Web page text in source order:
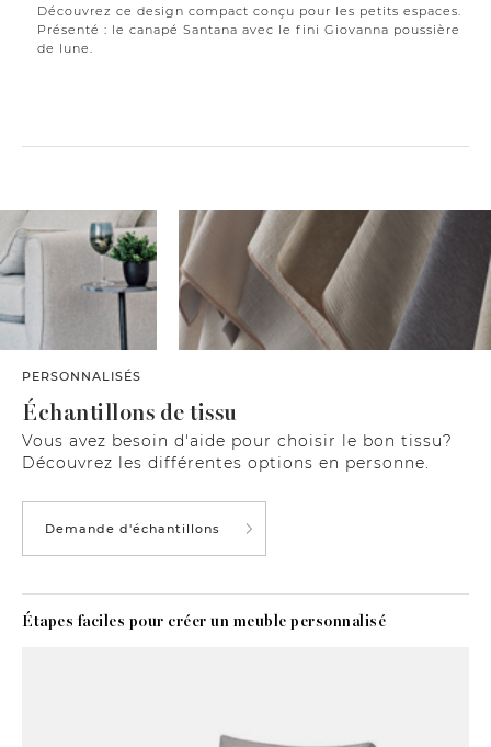
Découvrez ce design compact conçu pour les petits espaces.
Présenté : le canapé Santana avec le fini Giovanna poussière
de lune.
PERSONNALISÉS
Échantillons de tissu
Vous avez besoin d'aide pour choisir le bon tissu?
Découvrez les différentes options en personne.
Demande d'échantillons
Étapes faciles pour créer un meuble personnalisé